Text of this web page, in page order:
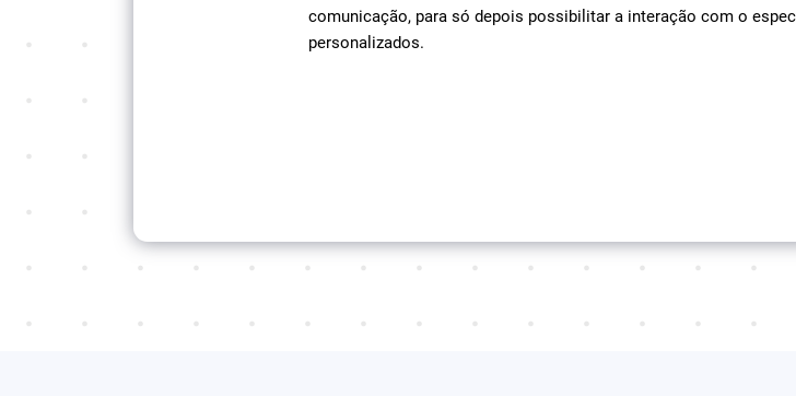
comunicação, para só depois possibilitar a interação com o
personalizados.